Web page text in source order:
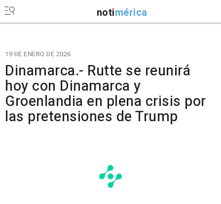
notimérica
19 DE ENERO DE 2026
Dinamarca.- Rutte se reunirá
hoy con Dinamarca y
Groenlandia en plena crisis por
las pretensiones de Trump